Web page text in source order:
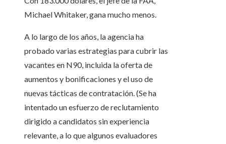
Michael Whitaker, gana mucho menos.
A lo largo de los años, la agencia ha
probado varias estrategias para cubrir las
vacantes en N90, incluida la oferta de
aumentos y bonificaciones y el uso de
nuevas tácticas de contratación. (Se ha
intentado un esfuerzo de reclutamiento
dirigido a candidatos sin experiencia
relevante, a lo que algunos evaluadores